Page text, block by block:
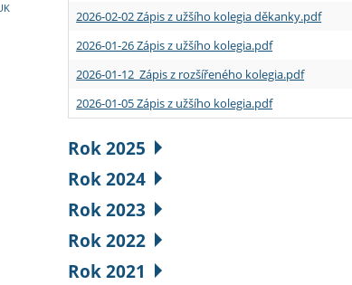
2026-02-02 Zápis z užšího kolegia děkanky.pdf
2026-01-26 Zápis z užšího kolegia.pdf
2026-01-12 Zápis z rozšířeného kolegia.pdf
2026-01-05 Zápis z užšího kolegia.pdf
Rok 2025
Rok 2024
Rok 2023
Rok 2022
Rok 2021